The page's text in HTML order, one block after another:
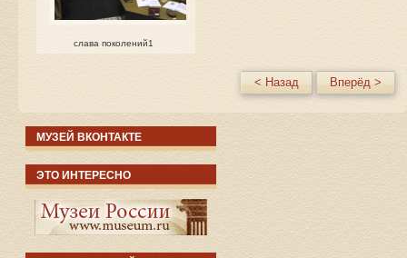
слава поколений1
< Назад Вперёд >
МУЗЕЙ ВКОНТАКТЕ
ЭТО ИНТЕРЕСНО